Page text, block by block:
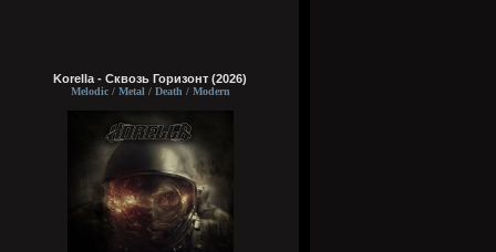
Korella - Сквозь Горизонт (2026)
Melodic / Metal / Death / Modern